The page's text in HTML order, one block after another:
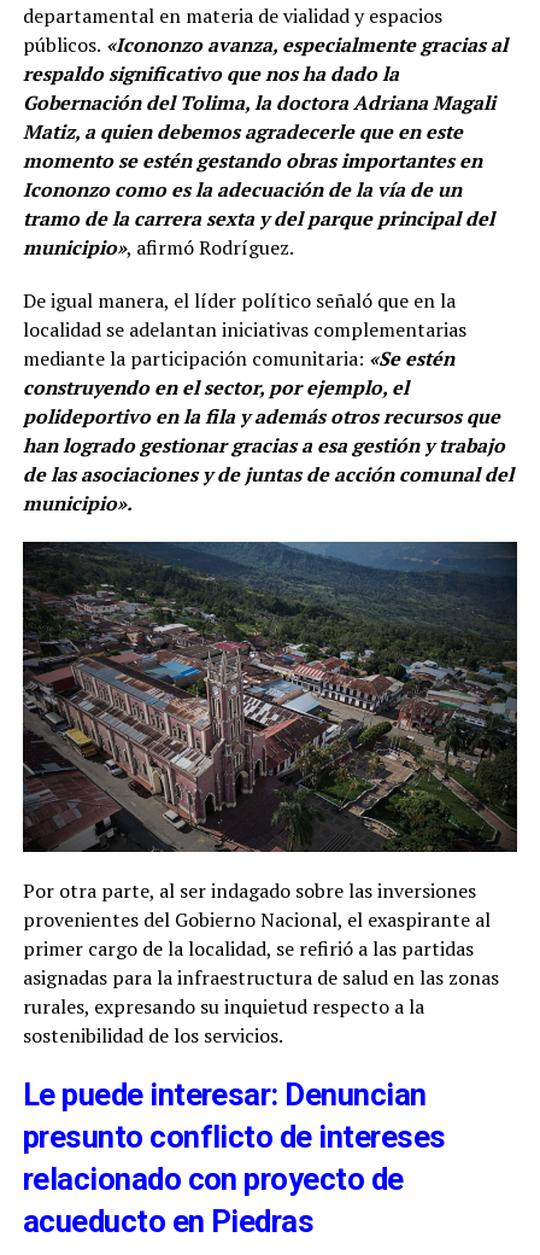
departamental en materia de vialidad y espacios
públicos. «Icononzo avanza, especialmente gracias al
respaldo significativo que nos ha dado la
Gobernación del Tolima, la doctora Adriana Magali
Matiz, a quien debemos agradecerle que en este
momento se estén gestando obras importantes en
Icononzo como es la adecuación de la vía de un
tramo de la carrera sexta y del parque principal del
municipio», afirmó Rodríguez.
De igual manera, el líder político señaló que en la
localidad se adelantan iniciativas complementarias
mediante la participación comunitaria: «Se estén
construyendo en el sector, por ejemplo, el
polideportivo en la fila y además otros recursos que
han logrado gestionar gracias a esa gestión y trabajo
de las asociaciones y de juntas de acción comunal del
municipio».
Por otra parte, al ser indagado sobre las inversiones
provenientes del Gobierno Nacional, el exaspirante al
primer cargo de la localidad, se refirió a las partidas
asignadas para la infraestructura de salud en las zonas
rurales, expresando su inquietud respecto a la
sostenibilidad de los servicios.
Le puede interesar: Denuncian
presunto conflicto de intereses
relacionado con proyecto de
acueducto en Piedras